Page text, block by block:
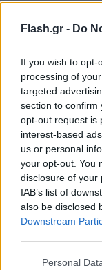
Flash.gr - Do
If you wish to
processing of
targeted
section to confirm
opt-out request is
interest-based
us or personal
your opt-out. You
disclosure of your
IAB’s list of
also be disclosed
Downstream
Please note that
Personal
1929
στηΔραματική
Έχει
δεκαετία του
σειρές“Λόγω
Πορτοκάλι”,
“Λένη”.